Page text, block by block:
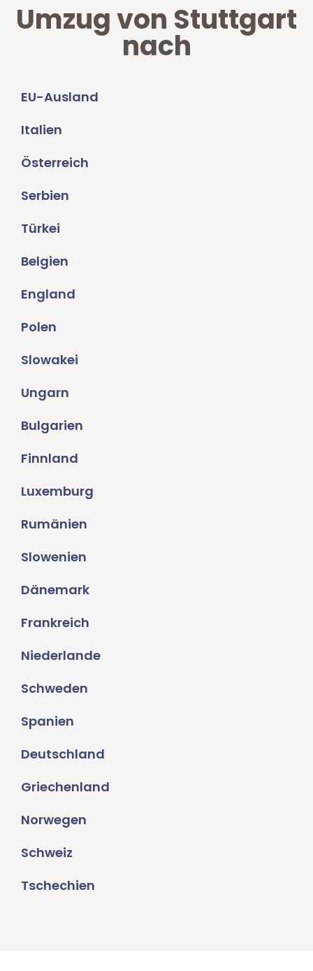
Umzug von Stuttgart
nach
EU-Ausland
Italien
Österreich
Serbien
Türkei
Belgien
England
Polen
Slowakei
Ungarn
Bulgarien
Finnland
Luxemburg
Rumänien
Slowenien
Dänemark
Frankreich
Niederlande
Schweden
Spanien
Deutschland
Griechenland
Norwegen
Schweiz
Tschechien